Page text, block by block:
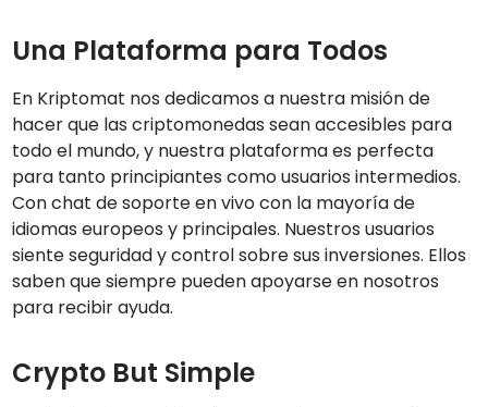
Una Plataforma para Todos
En Kriptomat nos dedicamos a nuestra misión de
hacer que las criptomonedas sean accesibles para
todo el mundo, y nuestra plataforma es perfecta
para tanto principiantes como usuarios intermedios.
Con chat de soporte en vivo con la mayoría de
idiomas europeos y principales. Nuestros usuarios
siente seguridad y control sobre sus inversiones. Ellos
saben que siempre pueden apoyarse en nosotros
para recibir ayuda.
Crypto But Simple